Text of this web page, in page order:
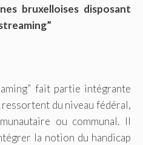
bruxelloises disposant
fait partie intégrante
du niveau fédéral,
ou communal. Il
la notion du handicap